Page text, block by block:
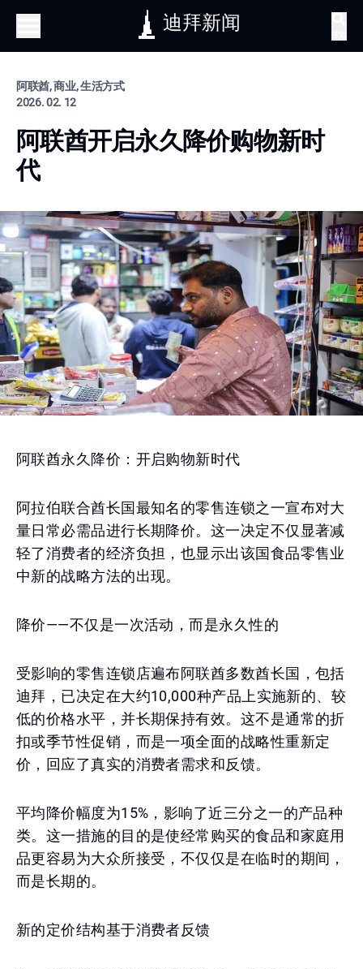
迪拜新闻
阿联酋, 商业, 生活方式
2026. 02. 12
阿联酋开启永久降价购物新时
代
阿联酋永久降价：开启购物新时代
阿拉伯联合酋长国最知名的零售连锁之一宣布对大
量日常必需品进行长期降价。这一决定不仅显著减
轻了消费者的经济负担，也显示出该国食品零售业
中新的战略方法的出现。
降价——不仅是一次活动，而是永久性的
受影响的零售连锁店遍布阿联酋多数酋长国，包括
迪拜，已决定在大约10,000种产品上实施新的、较
低的价格水平，并长期保持有效。这不是通常的折
扣或季节性促销，而是一项全面的战略性重新定
价，回应了真实的消费者需求和反馈。
平均降价幅度为15%，影响了近三分之一的产品种
类。这一措施的目的是使经常购买的食品和家庭用
品更容易为大众所接受，不仅仅是在临时的期间，
而是长期的。
新的定价结构基于消费者反馈